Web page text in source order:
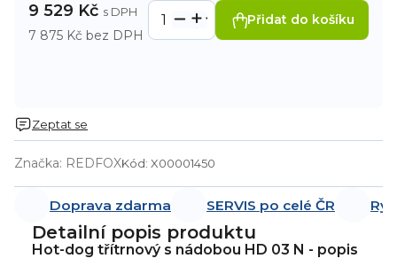
Značka: REDFOXKód: X00001450
9 529 Kč
7 875 Kč bez DPH
Přidat do košíku
Zeptat se
Doprava zdarma SERVIS po celé ČR
Detailní popis produktu
Hot-dog třítrnový s nádobou HD 03 N - popis